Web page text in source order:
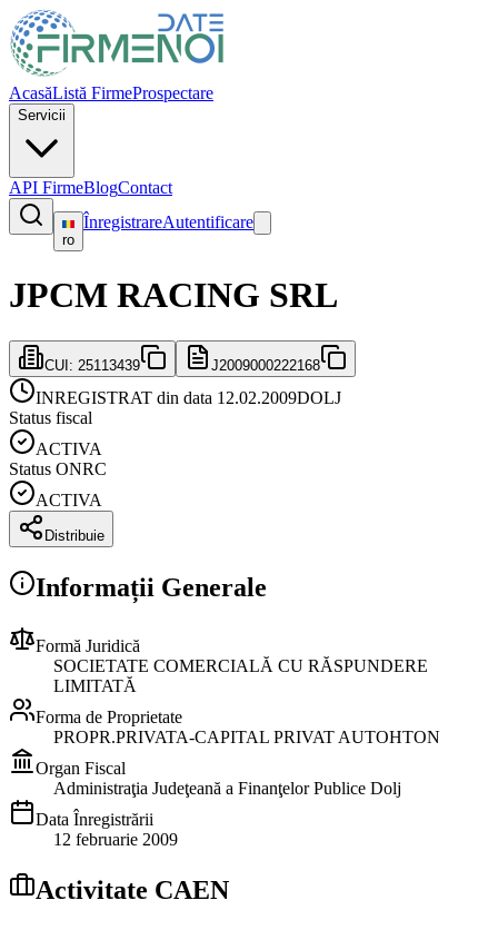
AcasăListă FirmeProspectare
Servicii
API FirmeBlogContact
ro
ÎnregistrareAutentificare
JPCM RACING SRL
CUI: 25113439 J2009000222168
INREGISTRAT din data 12.02.2009DOLJ
Status fiscal
ACTIVA
Status ONRC
ACTIVA
Distribuie
Informații Generale
Formă Juridică
SOCIETATE COMERCIALĂ CU RĂSPUNDERE
LIMITATĂ
Forma de Proprietate
PROPR.PRIVATA-CAPITAL PRIVAT AUTOHTON
Organ Fiscal
Administraţia Judeţeană a Finanţelor Publice Dolj
Data Înregistrării
12 februarie 2009
Activitate CAEN